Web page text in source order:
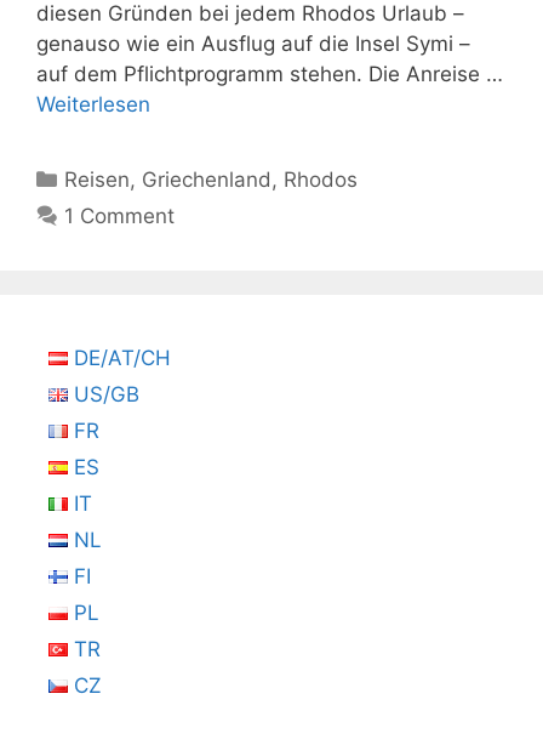
diesen Gründen bei jedem Rhodos Urlaub –
genauso wie ein Ausflug auf die Insel Symi –
auf dem Pflichtprogramm stehen. Die Anreise …
Weiterlesen
Kategorien
Reisen, Griechenland, Rhodos
1 Comment
DE/AT/CH
US/GB
FR
ES
IT
NL
FI
PL
TR
CZ